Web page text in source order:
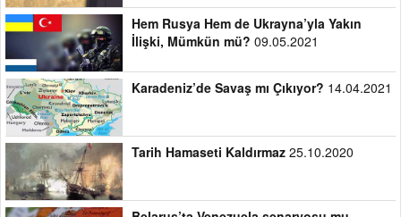
Hem Rusya Hem de Ukrayna’yla Yakın
İlişki, Mümkün mü? 09.05.2021
Karadeniz’de Savaş mı Çıkıyor? 14.04.2021
Tarih Hamaseti Kaldırmaz25.10.2020